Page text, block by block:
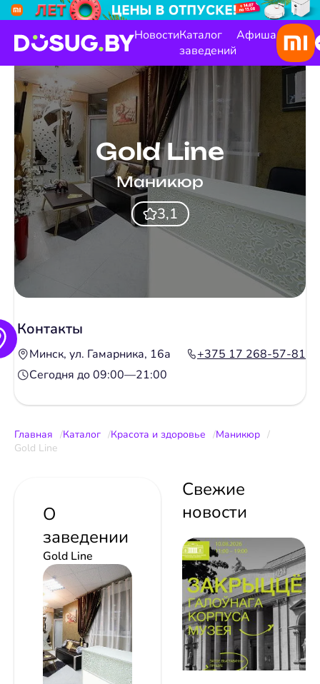
НовостиКаталог
заведений
Афиша
Gold Line
Маникюр
3,1
Контакты
Минск, ул. Гамарника, 16а
+375 17 268-57-81
Сегодня до 09:00—21:00
Главная Каталог Красота и здоровье
Маникюр
Gold Line
О
заведении
Gold Line
Свежие
новости